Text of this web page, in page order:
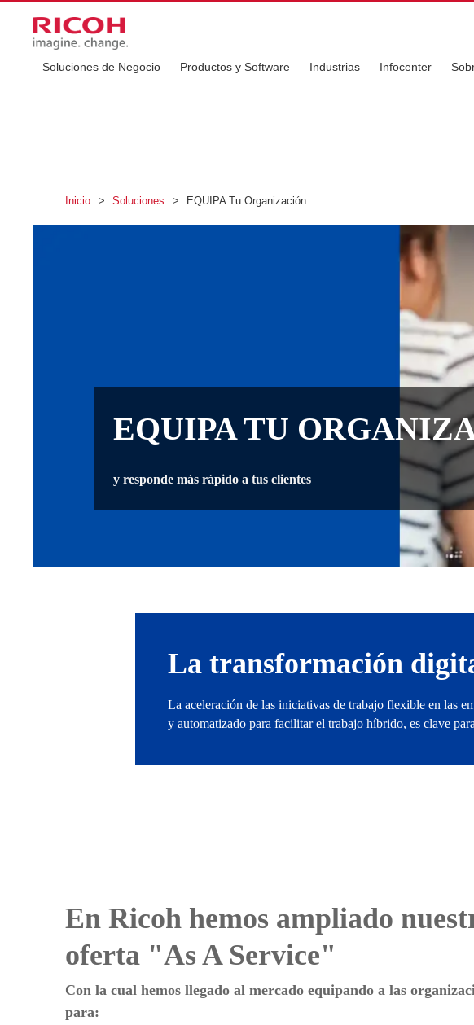
Soluciones de Negocio Productos y Software Industrias Infocenter
Inicio > Soluciones > EQUIPA Tu Organización
EQUIPA TU
y responde más rápido a tus clientes
La transformación
La aceleración de las iniciativas de trabajo flexible en las
y automatizado para facilitar el trabajo híbrido, es clave
En Ricoh hemos ampliado
oferta "As A Service"
Con la cual hemos llegado al mercado equipando a las
para: